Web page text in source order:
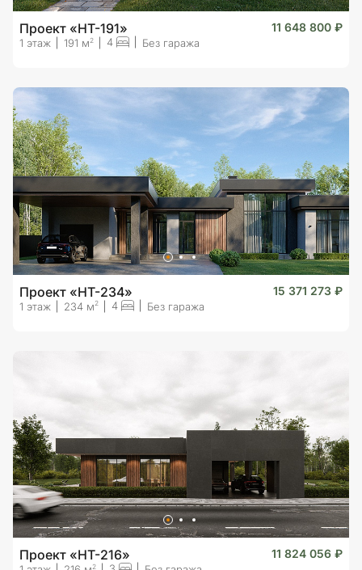
Проект «HT-191» 11 648 800 ₽
1 этаж 191 м 2 4 Без гаража
Проект «HT-234» 15 371 273 ₽
1 этаж 234 м2 4 Без гаража
Проект «HT-216» 11 824 056 ₽
2